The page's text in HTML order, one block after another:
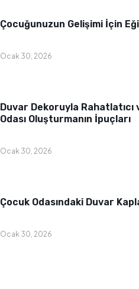
Çocuğunuzun Gelişimi İçin
Ocak 30, 2026
Duvar Dekoruyla
Odası Oluşturmanın İpuçları
Ocak 30, 2026
Çocuk Odasındaki Duvar
Ocak 30, 2026